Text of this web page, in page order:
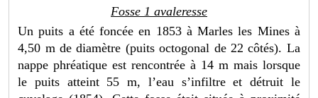
Fosse 1 avaleresse
Un puits a été foncée en 1853 à Marles les Mines à
4,50 m de diamètre (puits octogonal de 22 côtés). La
nappe phréatique est rencontrée à 14 m mais lorsque
le puits atteint 55 m, l’eau s’infiltre et détruit le